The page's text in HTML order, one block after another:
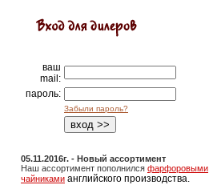
ваш
mail:
пароль:
Забыли пароль?
05.11.2016г. - Новый ассортимент
Наш ассортимент пополнился фарфоровыми
чайниками английского производства.